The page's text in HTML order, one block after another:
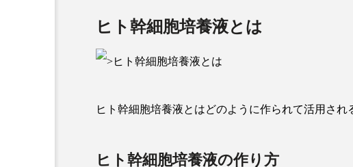
ヒト幹細胞培養液とは
ヒト幹細胞培養液とはどのように作られて活用され
ヒト幹細胞培養液の作り方